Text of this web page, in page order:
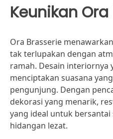
Keunikan
Ora Brasserie
tak terlupakan dengan
ramah. Desain interiornya
menciptakan suasana
pengunjung. Dengan
dekorasi yang menarik,
yang ideal untuk
hidangan lezat.